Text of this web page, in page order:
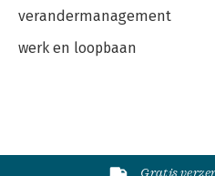
verandermanagement
werk en loopbaan
Gratis